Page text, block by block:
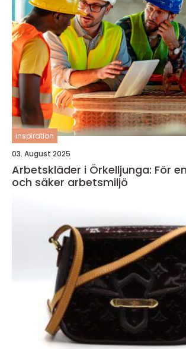
inspiration
03. August 2025
Arbetskläder i Örkelljunga: För
och säker arbetsmiljö